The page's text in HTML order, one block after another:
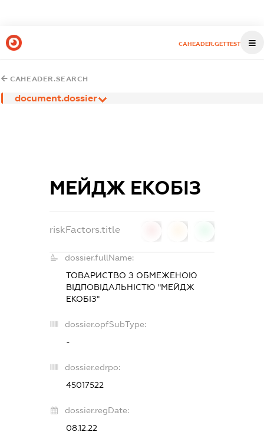
CAHEADER.GETTEST
CAHEADER.SEARCH
document.dossier
МЕЙДЖ ЕКОБІЗ
riskFactors.title
dossier.fullName:
ТОВАРИСТВО З ОБМЕЖЕНОЮ
ВІДПОВІДАЛЬНІСТЮ "МЕЙДЖ
ЕКОБІЗ"
dossier.opfSubType:
-
dossier.edrpo:
45017522
dossier.regDate:
08.12.22